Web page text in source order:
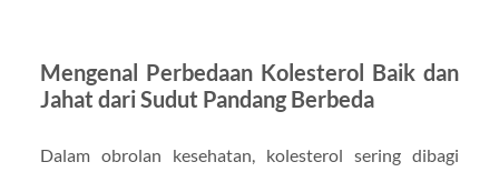
Mengenal Perbedaan Kolesterol Baik dan
Jahat dari Sudut Pandang Berbeda
Dalam obrolan kesehatan, kolesterol sering dibagi